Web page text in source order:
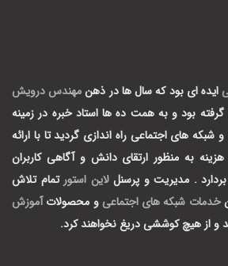
ایده ای بود که سال ها در ذهنمهندس درویش
بود و به همت ده ها استاد خبره در زمینه
های اجتماعی راه اندازی گردید تا با ارائه
به منظور ارتقای دانش و آگاهی کاربران
. مدیریت و پرسنللاین استور تمام تلاش
خدمات شبکه های اجتماعی و محصولات آموزش
و از هیچ کوششی دریغ نخواهند کرد.